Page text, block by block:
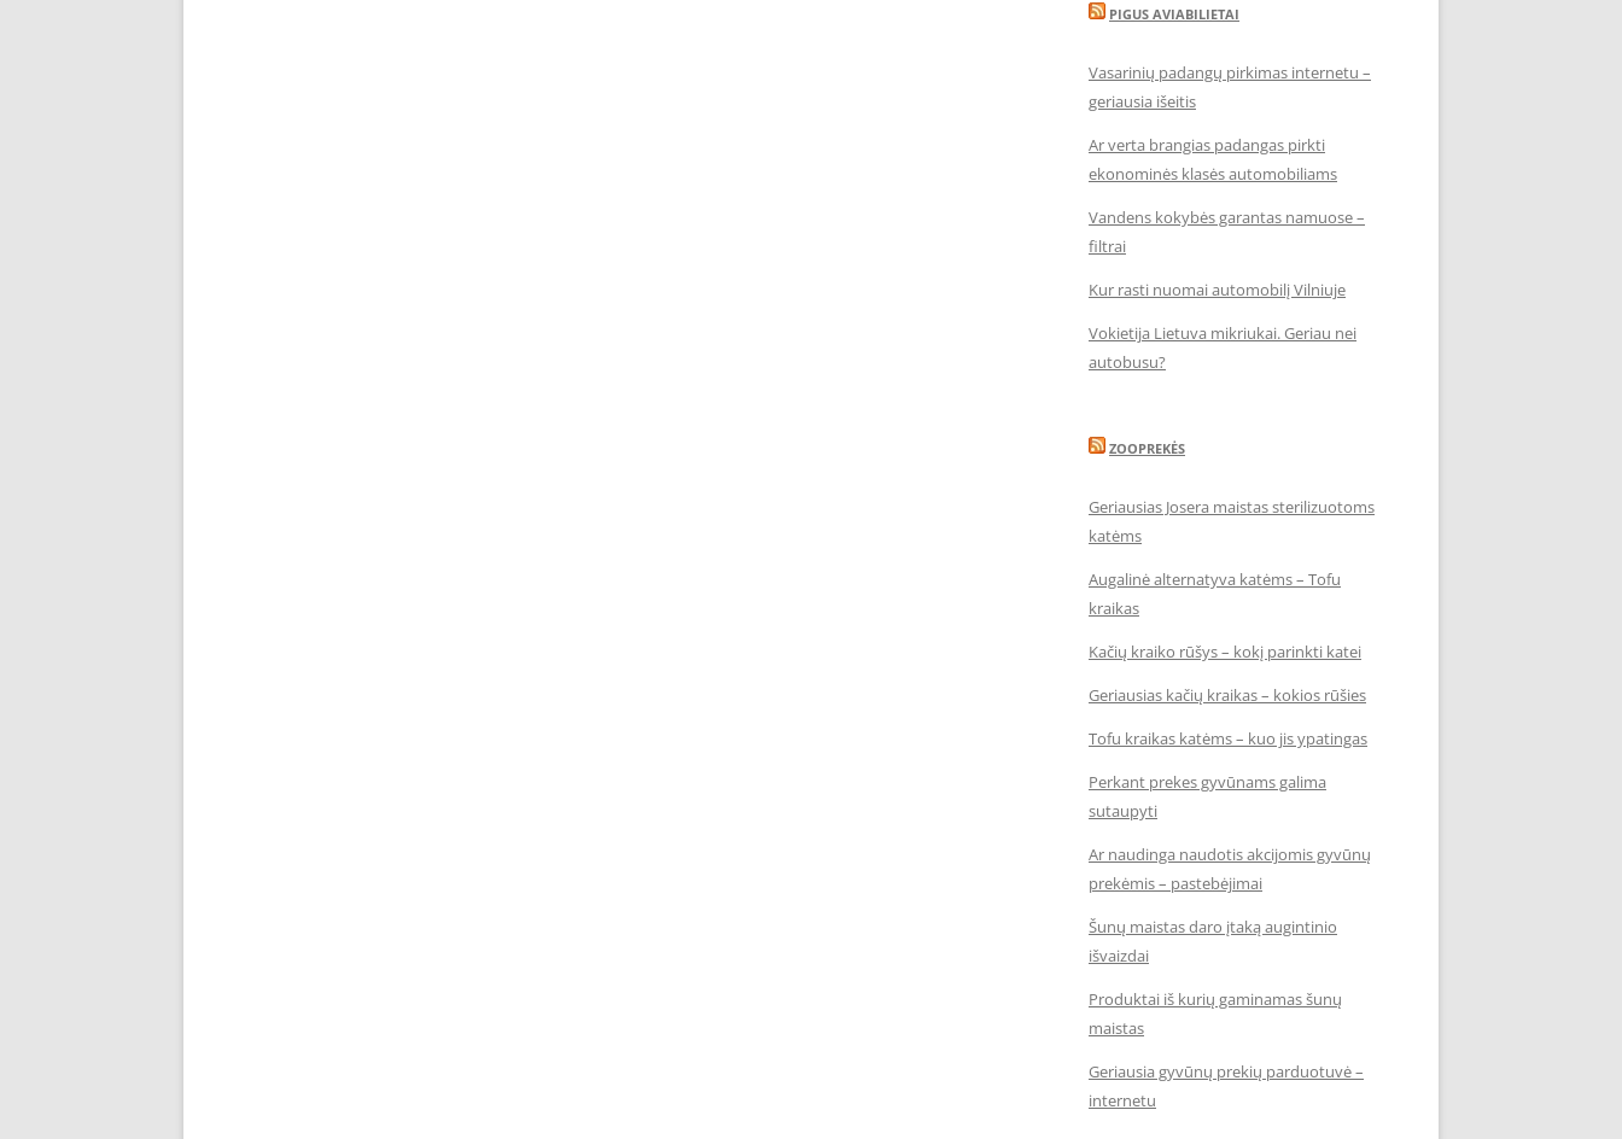
PIGUS AVIABILIETAI
Vasarinių padangų pirkimas internetu –
geriausia išeitis
Ar verta brangias padangas pirkti
ekonominės klasės automobiliams
Vandens kokybės garantas namuose –
filtrai
Kur rasti nuomai automobilį Vilniuje
Vokietija Lietuva mikriukai. Geriau nei
autobusu?
ZOOPREKĖS
Geriausias Josera maistas sterilizuotoms
katėms
Augalinė alternatyva katėms – Tofu
kraikas
Kačių kraiko rūšys – kokį parinkti katei
Geriausias kačių kraikas – kokios rūšies
Tofu kraikas katėms – kuo jis ypatingas
Perkant prekes gyvūnams galima
sutaupyti
Ar naudinga naudotis akcijomis gyvūnų
prekėmis – pastebėjimai
Šunų maistas daro įtaką augintinio
išvaizdai
Produktai iš kurių gaminamas šunų
maistas
Geriausia gyvūnų prekių parduotuvė –
internetu